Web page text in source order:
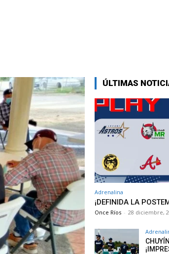
ÚLTIMAS
Adrenalina
¡DEFINIDA LA
Once Ríos - 28 diciembre,